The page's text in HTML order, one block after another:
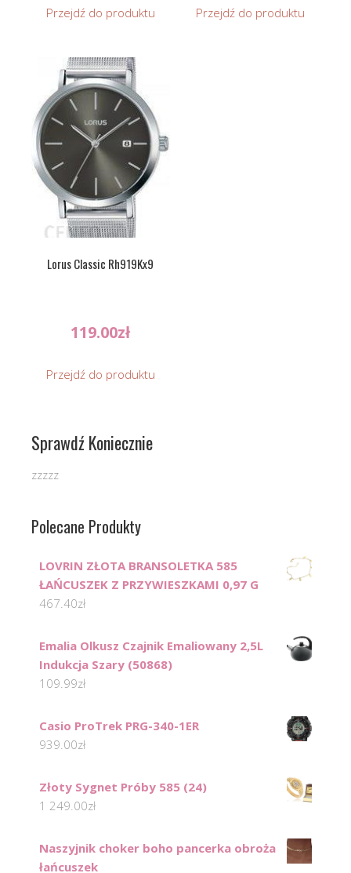
Przejdź do produktu Przejdź do produktu
Lorus Classic Rh919Kx9
119.00zł
Przejdź do produktu
Sprawdź Koniecznie
zzzzz
Polecane Produkty
LOVRIN ZŁOTA BRANSOLETKA 585
ŁAŃCUSZEK Z PRZYWIESZKAMI 0,97 G
467.40zł
Emalia Olkusz Czajnik Emaliowany 2,5L
Indukcja Szary (50868)
109.99zł
Casio ProTrek PRG-340-1ER
939.00zł
Złoty Sygnet Próby 585 (24)
1 249.00zł
Naszyjnik choker boho pancerka obroża
łańcuszek